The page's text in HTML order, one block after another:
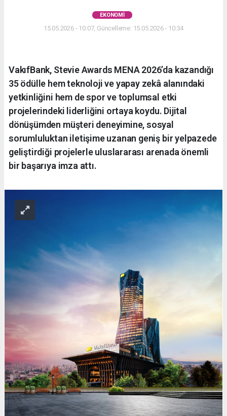
EKONOMI
15.05.2026 - 10:07, Güncelleme: 15.05.2026 - 10:34
VakıfBank, Stevie Awards MENA 2026’da kazandığı
35 ödülle hem teknoloji ve yapay zekâ alanındaki
yetkinliğini hem de spor ve toplumsal etki
projelerindeki liderliğini ortaya koydu. Dijital
dönüşümden müşteri deneyimine, sosyal
sorumluluktan iletişime uzanan geniş bir yelpazede
geliştirdiği projelerle uluslararası arenada önemli
bir başarıya imza attı.